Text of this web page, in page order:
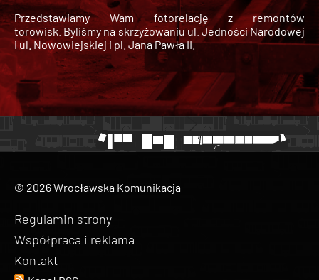
Przedstawiamy Wam fotorelację z remontów
torowisk. Byliśmy na skrzyżowaniu ul. Jedności Narodowej
i ul. Nowowiejskiej i pl. Jana Pawła II.
© 2026 Wrocławska Komunikacja
Regulamin strony
Współpraca i reklama
Kontakt